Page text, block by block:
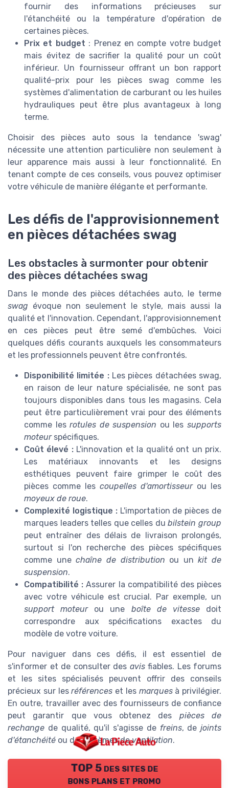
fournir des informations précieuses sur
l'étanchéité ou la température d'opération de
certaines pièces.
Prix et budget : Prenez en compte votre budget
mais évitez de sacrifier la qualité pour un coût
inférieur. Un fournisseur offrant un bon rapport
qualité-prix pour les pièces swag comme les
systèmes d'alimentation de carburant ou les huiles
hydrauliques peut être plus avantageux à long
terme.
Choisir des pièces auto sous la tendance 'swag'
nécessite une attention particulière non seulement à
leur apparence mais aussi à leur fonctionnalité. En
tenant compte de ces conseils, vous pouvez optimiser
votre véhicule de manière élégante et performante.
Les défis de l'approvisionnement
en pièces détachées swag
Les obstacles à surmonter pour obtenir
des pièces détachées swag
Dans le monde des pièces détachées auto, le terme
swag évoque non seulement le style, mais aussi la
qualité et l'innovation. Cependant, l'approvisionnement
en ces pièces peut être semé d'embûches. Voici
quelques défis courants auxquels les consommateurs
et les professionnels peuvent être confrontés.
Disponibilité limitée :Les pièces détachées swag,
en raison de leur nature spécialisée, ne sont pas
toujours disponibles dans tous les magasins. Cela
peut être particulièrement vrai pour des éléments
comme lesrotules de suspension ou lessupports
moteurspécifiques.
Coût élevé :L'innovation et la qualité ont un prix.
Les matériaux innovants et les designs
esthétiques peuvent faire grimper le coût des
pièces comme les coupelles d'amortisseurou les
moyeux de roue.
Complexité logistique :L'importation de pièces de
marques leaders telles que celles dubilstein group
peut entraîner des délais de livraison prolongés,
surtout si l'on recherche des pièces spécifiques
comme unechaîne de distribution ou unkit de
suspension.
Compatibilité : Assurer la compatibilité des pièces
avec votre véhicule est crucial. Par exemple, un
support moteurou une boîte de vitessedoit
correspondre aux spécifications exactes du
modèle de votre voiture.
Pour naviguer dans ces défis, il est essentiel de
s'informer et de consulter des avisfiables. Les forums
et les sites spécialisés peuvent offrir des conseils
précieux sur lesréférences et les marquesà privilégier.
En outre, travailler avec des fournisseurs de confiance
peut garantir que vous obtenez des pièces de
rechange de qualité, qu'il s'agisse de freins, de joints
d'étanchéité ou de systèmes deventilation.
TOP 5 des sites de
bons plans et promo